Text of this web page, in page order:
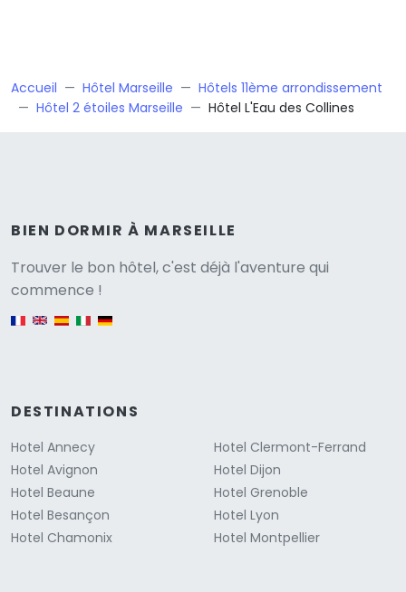
Accueil Hôtel Marseille
Hôtels 11ème arrondissement
Hôtel 2 étoiles Marseille
Hôtel L'Eau des Collines
BIEN DORMIR À MARSEILLE
Trouver le bon hôtel, c'est déjà l'aventure qui
commence !
DESTINATIONS
Hotel Annecy
Hotel Avignon
Hotel Beaune
Hotel Besançon
Hotel Chamonix
Hotel Clermont-Ferrand
Hotel Dijon
Hotel Grenoble
Hotel Lyon
Hotel Montpellier